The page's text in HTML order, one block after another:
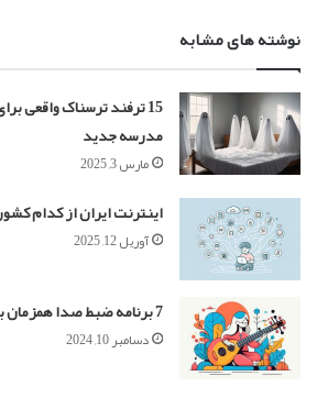
نوشته های مشابه
15 ترفند ترسناک واقعی
مدرسه جدید
مارس 3, 2025
اینترنت ایران از کدام
آوریل 12, 2025
7 برنامه ضبط صدا همزمان با پخش موزیک+ نکات جالب
دسامبر 10, 2024